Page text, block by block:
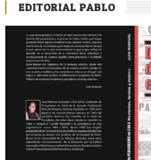
EDITORIAL PABLO